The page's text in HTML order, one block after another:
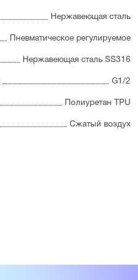
Нержавеющая сталь
Пневматическое регулируемое
Нержавеющая сталь SS316
G1/2
Полиуретан TPU
Сжатый воздух